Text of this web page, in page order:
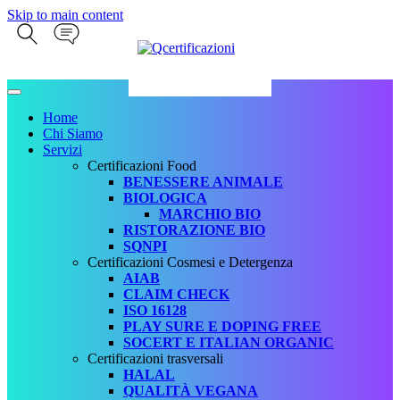
Skip to main content
Home
Chi Siamo
Servizi
Certificazioni Food
BENESSERE ANIMALE
BIOLOGICA
MARCHIO BIO
RISTORAZIONE BIO
SQNPI
Certificazioni Cosmesi e Detergenza
AIAB
CLAIM CHECK
ISO 16128
PLAY SURE E DOPING FREE
SOCERT E ITALIAN ORGANIC
Certificazioni trasversali
HALAL
QUALITÀ VEGANA